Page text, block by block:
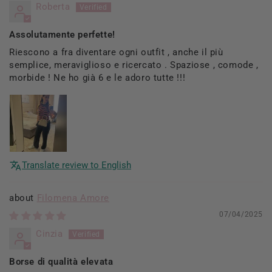
Roberta
Assolutamente perfette!
Riescono a fra diventare ogni outfit , anche il più
semplice, meraviglioso e ricercato . Spaziose , comode ,
morbide ! Ne ho già 6 e le adoro tutte !!!
Translate review to English
Filomena Amore
07/04/2025
Cinzia
Borse di qualità elevata